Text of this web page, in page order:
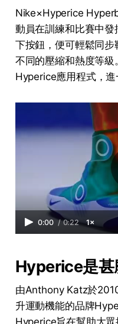
Nike×Hyperice
動員在訓練和比賽中
下按鈕，便可輕鬆同
不同的壓縮和熱度等
Hyperice應用程式，進
0:00 / 0:22 1×
Hyperice是甚
由Anthony Katz於
升運動機能的品牌
Hyperice旨在幫助大